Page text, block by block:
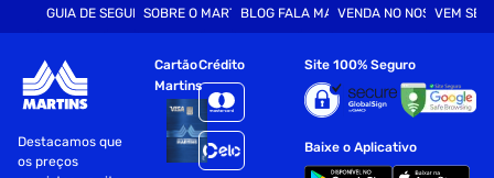
GUIA DE SEGURANÇASOBRE O MARTINSBLOG FALA MARTVENDA NO NOSSO SITE
VEM SER
Destacamos que
os preços
Cartão
Martins
Crédito Site 100% Seguro
Baixe o Aplicativo